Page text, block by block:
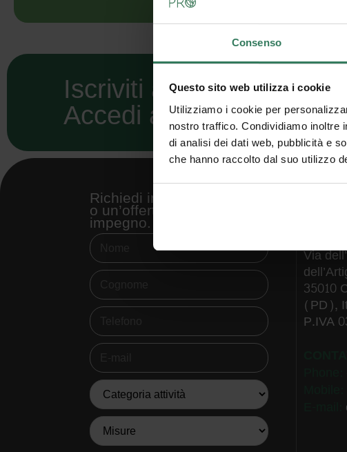
Consenso
Questo sito web utilizza i cookie
Utilizziamo i cookie per
nostro traffico. Condividiamo inoltre
di analisi dei dati web, pubblicità e
che hanno raccolto dal suo utilizzo
Iscriviti alla newsletter
Accedi a sconti e news.
Richiedi informazioni
o un’offerta senza
impegno.
By
Via
35010
(PD),
P.IVA